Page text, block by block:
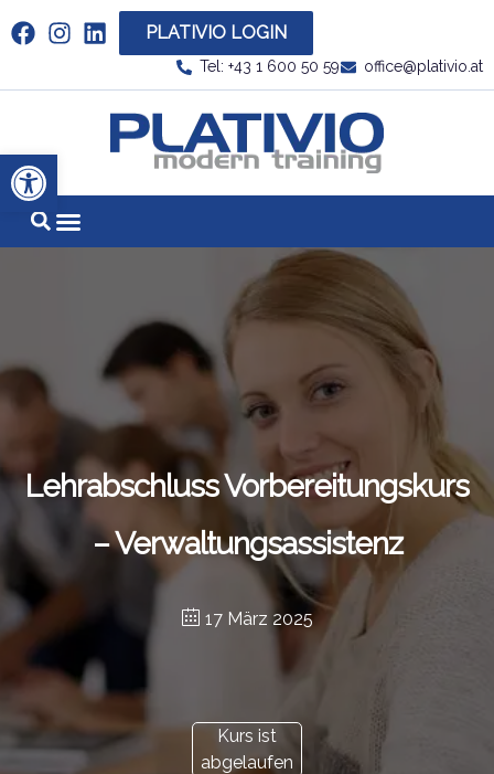
Werkzeugleiste öffnen
Link zu https://www.linkedin.com/company/
PLATIVIO LOGIN
Tel: +43 1 600 50 59 office@plativio.at
Link zu
Lehrabschluss Vorbereitungskurs
– Verwaltungsassistenz
17 März 2025
Kurs ist
abgelaufen